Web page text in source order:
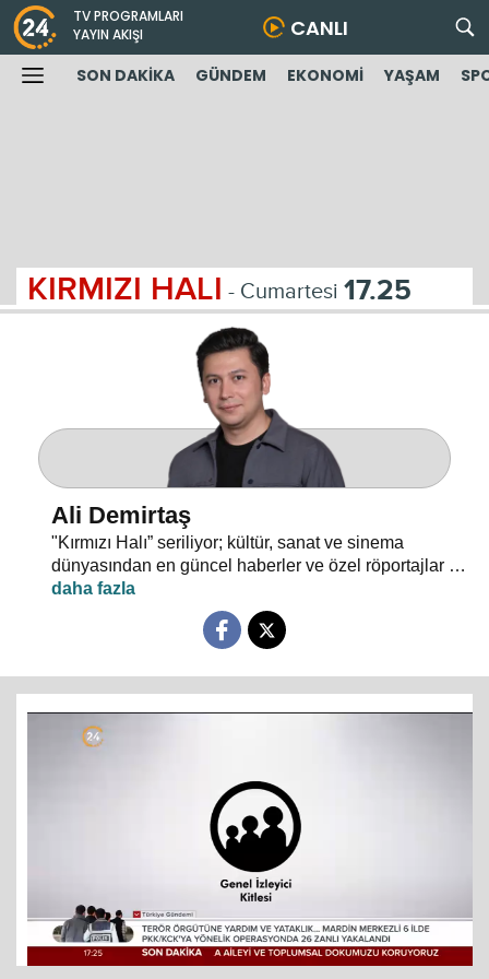
TV PROGRAMLARI
YAYIN AKIŞI
CANLI
SON DAKİKA GÜNDEM EKONOMİ YAŞAM
KIRMIZI HALI - Cumartesi 17.25
Ali Demirtaş
"Kırmızı Halı” seriliyor; kültür, sanat ve sinema
dünyasından en güncel haberler ve özel röportajlar 24
TV ekranından evlerinize konuk oluyor.